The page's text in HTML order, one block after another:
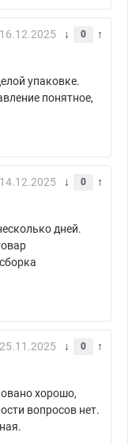
16.12.2025 0
упаковке.
понятное,
14.12.2025 0
дней.
25.11.2025 0
хорошо,
вопросов нет.